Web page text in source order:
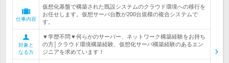
仕事内容
仮想化基盤で構築された既設システムのクラウド環境への移行を
お任せします。仮想サーバ台数が200台規模の複合システムで
す。
対象と
なる方
▼学歴不問▼何らかのサーバー、ネットワーク構築経験をお持ち
の方│クラウド環境構築経験、仮想化サーバ構築経験のあるエン
ジニアを求めています！